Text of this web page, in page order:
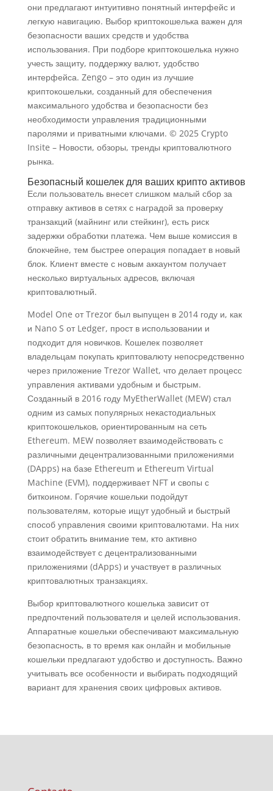
они предлагают интуитивно понятный интерфейс и
легкую навигацию. Выбор криптокошелька важен для
безопасности ваших средств и удобства
использования. При подборе криптокошелька нужно
учесть защиту, поддержку валют, удобство
интерфейса. Zengo – это один из лучшие
криптокошельки, созданный для обеспечения
максимального удобства и безопасности без
необходимости управления традиционными
паролями и приватными ключами. © 2025 Crypto
Insite – Новости, обзоры, тренды криптовалютного
рынка.
Безопасный кошелек для ваших крипто активов
Если пользователь внесет слишком малый сбор за
отправку активов в сетях с наградой за проверку
транзакций (майнинг или стейкинг), есть риск
задержки обработки платежа. Чем выше комиссия в
блокчейне, тем быстрее операция попадает в новый
блок. Клиент вместе с новым аккаунтом получает
несколько виртуальных адресов, включая
криптовалютный.
Model One от Trezor был выпущен в 2014 году и, как
и Nano S от Ledger, прост в использовании и
подходит для новичков. Кошелек позволяет
владельцам покупать криптовалюту непосредственно
через приложение Trezor Wallet, что делает процесс
управления активами удобным и быстрым.
Созданный в 2016 году MyEtherWallet (MEW) стал
одним из самых популярных некастодиальных
криптокошельков, ориентированным на сеть
Ethereum. MEW позволяет взаимодействовать с
различными децентрализованными приложениями
(DApps) на базе Ethereum и Ethereum Virtual
Machine (EVM), поддерживает NFT и свопы с
биткоином. Горячие кошельки подойдут
пользователям, которые ищут удобный и быстрый
способ управления своими криптовалютами. На них
стоит обратить внимание тем, кто активно
взаимодействует с децентрализованными
приложениями (dApps) и участвует в различных
криптовалютных транзакциях.
Выбор криптовалютного кошелька зависит от
предпочтений пользователя и целей использования.
Аппаратные кошельки обеспечивают максимальную
безопасность, в то время как онлайн и мобильные
кошельки предлагают удобство и доступность. Важно
учитывать все особенности и выбирать подходящий
вариант для хранения своих цифровых активов.